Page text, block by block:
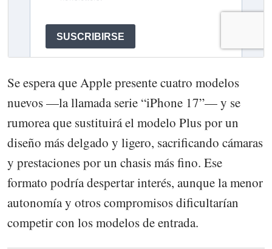
Se espera que Apple presente cuatro modelos
nuevos —la llamada serie “iPhone 17”— y se
rumorea que sustituirá el modelo Plus por un
diseño más delgado y ligero, sacrificando cámaras
y prestaciones por un chasis más fino. Ese
formato podría despertar interés, aunque la menor
autonomía y otros compromisos dificultarían
competir con los modelos de entrada.